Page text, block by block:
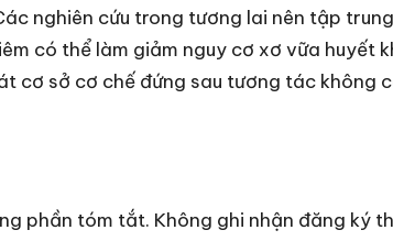
nghiên cứu trong tương lai nên tập trung
có thể làm giảm nguy cơ xơ vữa huyết
cơ sở cơ chế đứng sau tương tác không
phần tóm tắt. Không ghi nhận đăng ký